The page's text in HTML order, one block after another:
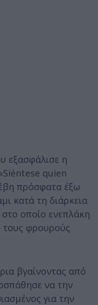
εξασφάλισε η
quien
πρόσφατα έξω
κατά τη διάρκεια
οποίο ενεπλάκη
τους φρουρούς
βγαίνοντας από
να την
για την